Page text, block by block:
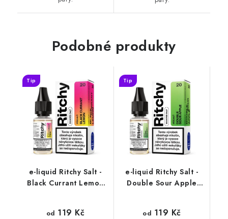
Podobné produkty
e-liquid Ritchy Salt -
Black Currant Lemon
Tip
od 119 Kč
e-liquid Ritchy Salt -
Double Sour Apple
Tip
od 119 Kč